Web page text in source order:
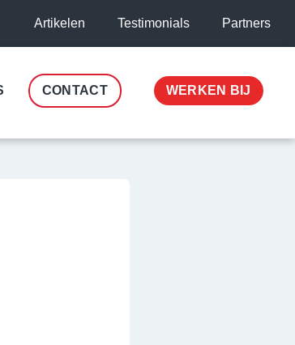
Artikelen Testimonials Partners
CONTACT WERKEN BIJ